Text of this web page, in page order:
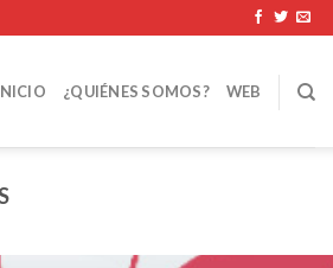
¿QUIÉNES SOMOS? WEB